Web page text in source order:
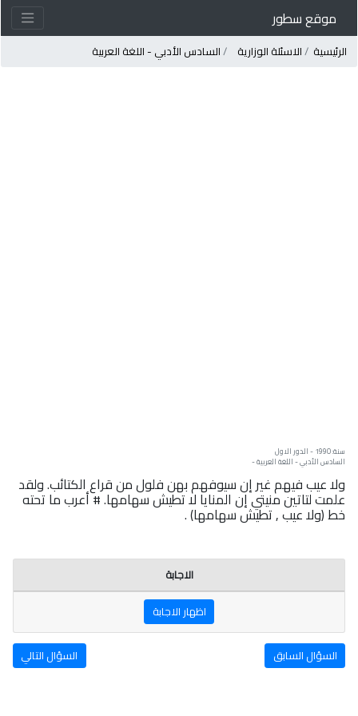
موقع سطور
الرئيسية الاسئلة الوزارية السادس الأدبي - اللغة العربية
سنة: 1990 - الدور الاول
السادس الأدبي - اللغة العربية -
ولا عيب فيهم غير إن سيوفهم بهن فلول من قراع الكتائب. ولقد
علمت لتاتين منيتي إن المنايا لا تطيش سهامها. # أعرب ما تحته
خط (ولا عيب , تطيش سهامها) .
الاجابة
اظهار الاجابة
السؤال السابق السؤال التالي